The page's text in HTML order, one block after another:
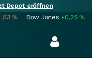
Depot eröffnen
% Dow Jones +0,25%